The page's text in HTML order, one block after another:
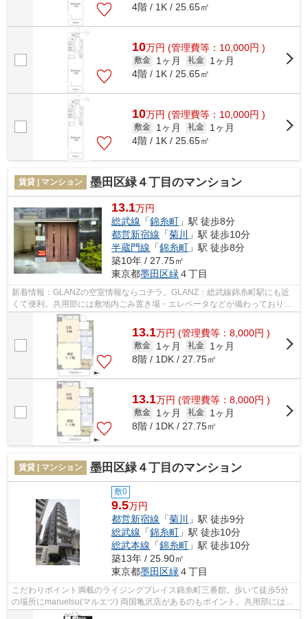
4階 / 1K / 25.65㎡
10万円 (管理費等：10,000円 )
敷金 1ヶ月 礼金
1ヶ月
4階 / 1K / 25.65㎡
10万円 (管理費等：10,000円 )
敷金 1ヶ月 礼金
1ヶ月
4階 / 1K / 25.65㎡
賃貸 | マンション 墨田区緑４丁目のマンション
13.1万円
総武線 「錦糸町 」駅 徒歩8分
都営新宿線 「菊川
」駅 徒歩10分
半蔵門線 「錦糸町 」駅 徒歩8分
築10年 / 27.75㎡
東京都墨田区緑 ４丁目
新着情報：GLANZの空室情報ならコチラ。GLANZ：総武線錦糸町駅にも近
くて便利。共用部には敷地内ごみ置き場・エレベータなどが備わっておりと
ても充実しています。デザイナーズ物件は...
13.1万円 (管理費等：8,000円 )
敷金 1ヶ月 礼金
1ヶ月
8階 / 1DK / 27.75㎡
13.1万円 (管理費等：8,000円 )
敷金 1ヶ月 礼金
1ヶ月
8階 / 1DK / 27.75㎡
賃貸 | マンション 墨田区緑４丁目のマンション
敷0
9.5万円
都営新宿線 「菊川
」駅 徒歩9分
総武線 「錦糸町 」駅 徒歩10分
総武本線 「錦糸町 」駅 徒歩10分
築13年 / 25.90㎡
東京都墨田区緑 ４丁目
こだわりポイント満載のライジングプレイス錦糸町三番館。歩いて徒歩5分
の場所にmaruetsu(マルエツ) 両国亀沢店があるのもポイント。共用部にはエ
レベータ・敷地内ごみ置き場などが揃...